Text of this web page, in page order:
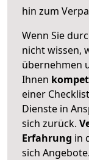
hin zum
Wenn Sie
nicht wissen,
übernehmen
Ihnen
einer
Dienste in
sich zurück.
Erfahrung in
sich Angebote.